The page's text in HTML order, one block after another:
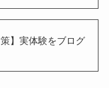
】実体験をブログ